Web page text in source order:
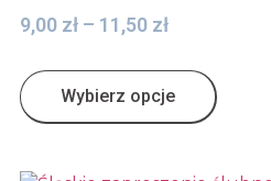
9,00 zł – 11,50 zł
Wybierz opcje